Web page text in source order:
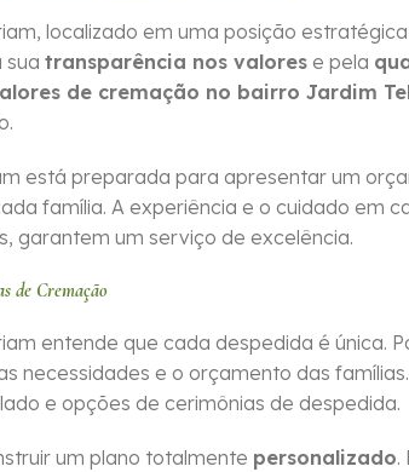
localizado em uma posição
sua transparência nos valores e pela
de cremação no bairro Jardim
está preparada para apresentar um
família. A experiência e o cuidado em
garantem um serviço de excelência.
de Cremação
entende que cada despedida é única.
necessidades e o orçamento das
e opções de cerimônias de despedida.
um plano totalmente personalizado.